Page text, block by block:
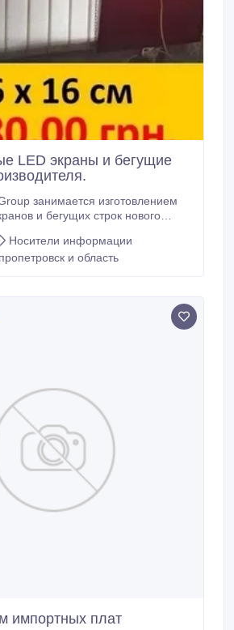
LED экраны и бегущие
занимается изготовлением
и бегущих строк нового
больших светодиодных
короткие сроки. Параметры
информационное табло или
Носители информации
и область
импортных плат